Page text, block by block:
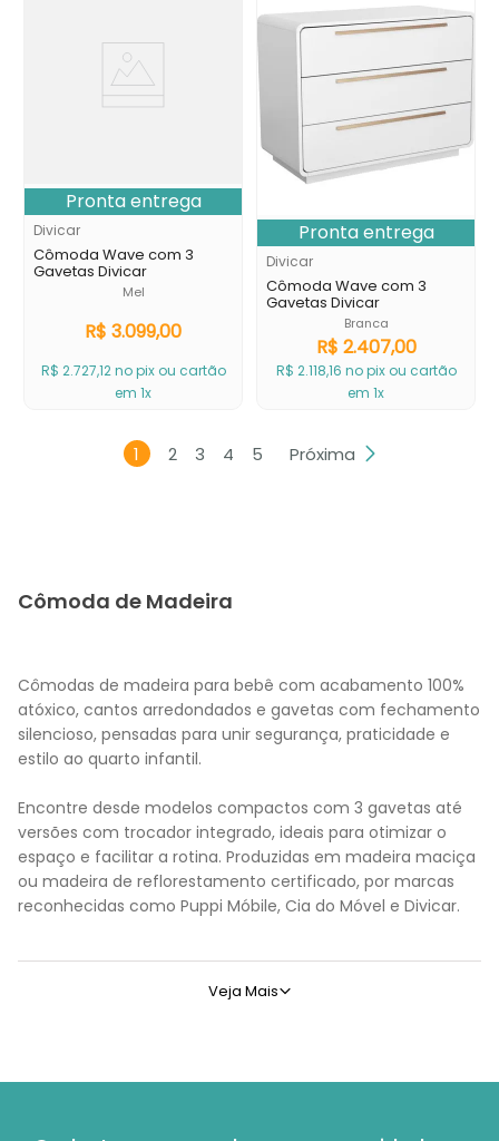
Pronta entrega
Divicar
Cômoda Wave com 3
Gavetas Divicar
Mel
R$ 3.099,00
R$ 2.727,12no pix ou cartão
em 1x
Pronta entrega
Divicar
Cômoda Wave com 3
Gavetas Divicar
Branca
R$ 2.407,00
R$ 2.118,16 no pix ou cartão
em 1x
1 2 3 4 5 Próxima
Cômoda de Madeira
Cômodas de madeira para bebê com acabamento 100%
atóxico, cantos arredondados e gavetas com fechamento
silencioso, pensadas para unir segurança, praticidade e
estilo ao quarto infantil.
Encontre desde modelos compactos com 3 gavetas até
versões com trocador integrado, ideais para otimizar o
espaço e facilitar a rotina. Produzidas em madeira maciça
ou madeira de reflorestamento certificado, por marcas
reconhecidas como Puppi Móbile, Cia do Móvel e Divicar.
Veja Mais